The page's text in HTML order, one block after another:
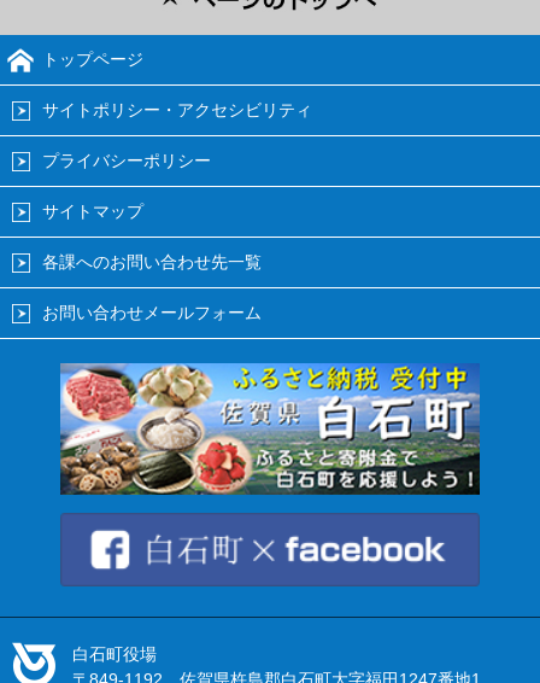
トップページ
サイトポリシー・アクセシビリティ
プライバシーポリシー
サイトマップ
各課へのお問い合わせ先一覧
お問い合わせメールフォーム
白石町役場